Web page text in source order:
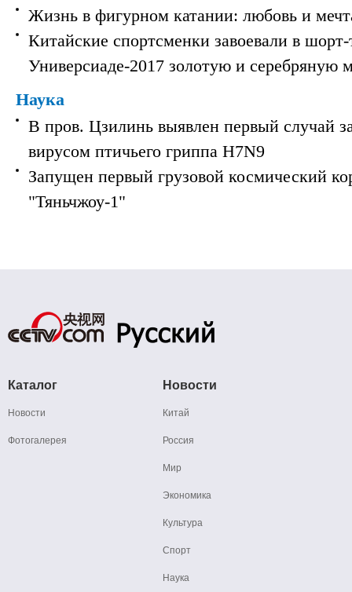
Жизнь в фигурном катании: любовь и
Китайские спортсменки завоевали в шорт-
Универсиаде-2017 золотую и серебряную
Наука
В пров. Цзилинь выявлен первый случай
вирусом птичьего гриппа H7N9
Запущен первый грузовой космический
"Тяньчжоу-1"
Каталог
Новости
Фотогалерея
Новости
Китай
Россия
Мир
Экономика
Культура
Спорт
Наука